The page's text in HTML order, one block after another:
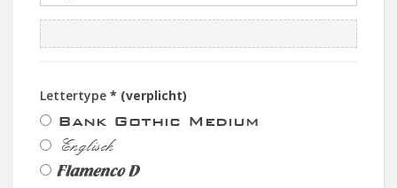
Lettertype * (verplicht)
Bank Gothic Medium
Englisch
Flamenco D